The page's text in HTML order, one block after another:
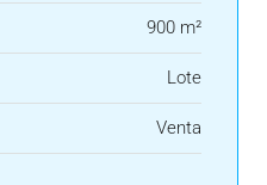
900 m²
Lote
Venta